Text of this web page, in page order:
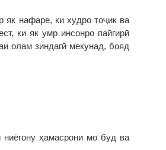
як нафаре, ки худро тоҷик ва
ки як умр инсонро пайгирӣ
олам зиндагӣ мекунад, бояд
ҳамасрони мо буд ва